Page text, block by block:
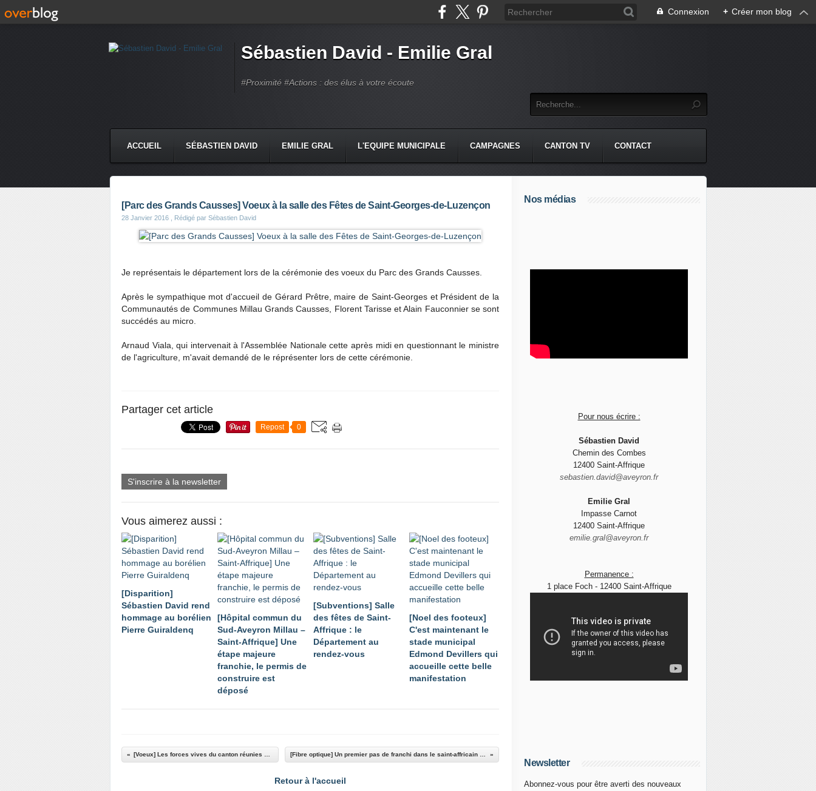
Connexion + Créer mon blog
Sébastien David - Emilie Gral
#Proximité #Actions : des élus à votre écoute
ACCUEIL SÉBASTIEN DAVID EMILIE GRAL L'EQUIPE MUNICIPALE CAMPAGNES CANTON TV CONTACT
[Parc des Grands Causses] Voeux à la salle des Fêtes de Saint-Georges-de-Luzençon
28 Janvier 2016 , Rédigé par Sébastien David
Je représentais le département lors de la cérémonie des voeux du Parc des Grands Causses.
Après le sympathique mot d'accueil de Gérard Prêtre, maire de Saint-Georges et Président de la
Communautés de Communes Millau Grands Causses, Florent Tarisse et Alain Fauconnier se sont
succédés au micro.
Arnaud Viala, qui intervenait à l'Assemblée Nationale cette après midi en questionnant le ministre
de l'agriculture, m'avait demandé de le réprésenter lors de cette cérémonie.
Partager cet article
Repost 0
S'inscrire à la newsletter
Vous aimerez aussi :
[Disparition]
Sébastien David rend
hommage au borélien
Pierre Guiraldenq
[Hôpital commun du
Sud-Aveyron Millau –
Saint-Affrique] Une
étape majeure
franchie, le permis de
construire est
déposé
[Subventions] Salle
des fêtes de Saint-
Affrique : le
Département au
rendez-vous
[Noel des footeux]
C'est maintenant le
stade municipal
Edmond Devillers qui
accueille cette belle
manifestation
Retour à l'accueil
Nos médias
Pour nous écrire :
Sébastien David
Chemin des Combes
12400 Saint-Affrique
sebastien.david@aveyron.fr
Emilie Gral
Impasse Carnot
12400 Saint-Affrique
emilie.gral@aveyron.fr
Permanence :
1 place Foch - 12400 Saint-Affrique
Newsletter
Abonnez-vous pour être averti des nouveaux